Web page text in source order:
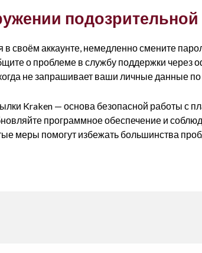
подозрительной
своём аккаунте, немедленно смените
о проблеме в службу поддержки через
не запрашивает ваши личные данные по
Kraken — основа безопасной работы с
программное обеспечение и
меры помогут избежать большинства